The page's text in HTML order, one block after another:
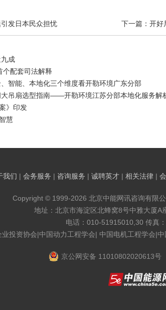
发日本民众担忧 下一篇：开好
成
个配套司法解释
智能、本地化三个维度看开勒环境广东分部
吊扇选型指南——开勒环境江苏分部本地化服务解
》印发
慧
我们 | 会务服务 | 咨询服务 | 诚聘英才 | 相关法律 |
Copyright © 1999-2026 北京中能网讯咨询有限
地址：北京市海淀区北蜂窝8号中雅大厦A
电话：010-51915010,30 传真
投资协会|中国动力工程学会| 中国电机工程学会|
京公网安备 11010802020613号